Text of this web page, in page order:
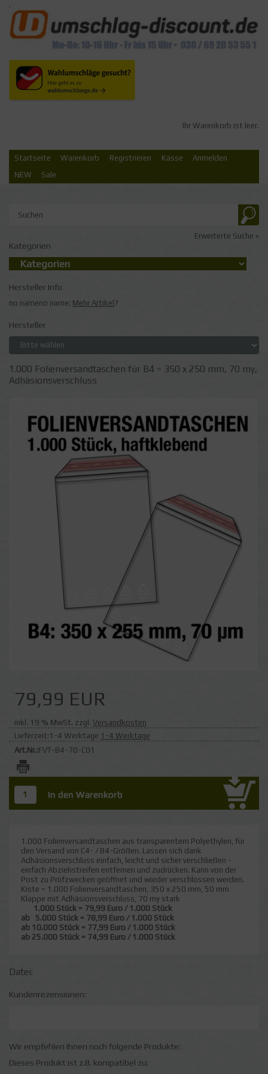
.
Ihr Warenkorb ist leer.
Startseite Warenkorb Registrieren Kasse
Anmelden
NEW
Sale
Erweiterte Suche »
Kategorien
Hersteller Info
no nameno name: Mehr Artikel?
Hersteller
1.000 Folienversandtaschen für B4 = 350 x 250 mm, 70 my,
Adhäsionsverschluss
79,99 EUR
inkl. 19 % MwSt. zzgl. Versandkosten
Lieferzeit:1-4 Werktage 1-4 Werktage
Art.Nr.:FVT-B4-70-C01
1.000 Folienversandtaschen aus transparentem Polyethylen, für
den Versand von C4- / B4-Größen. Lassen sich dank
Adhäsionsverschluss einfach, leicht und sicher verschließen -
einfach Abziehstreifen entfernen und zudrücken. Kann von der
Post zu Prüfzwecken geöffnet und wieder verschlossen werden.
Kiste = 1.000 Folienversandtaschen, 350 x 250 mm, 50 mm
Klappe mit Adhäsionsverschluss, 70 my stark
1.000 Stück = 79,99 Euro / 1.000 Stück
ab 5.000 Stück = 78,99 Euro / 1.000 Stück
ab 10.000 Stück = 77,99 Euro / 1.000 Stück
ab 25.000 Stück = 74,99 Euro / 1.000 Stück
Datei:
Kundenrezensionen:
Wir empfehlen Ihnen noch folgende Produkte:
Dieses Produkt ist z.B. kompatibel zu: